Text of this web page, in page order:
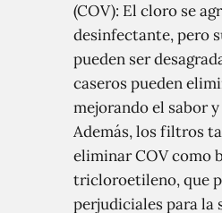
(COV): El cloro se
desinfectante, pero
pueden ser
caseros pueden
mejorando el sabor
Además, los filtros
eliminar COV como
tricloroetileno, que
perjudiciales para la